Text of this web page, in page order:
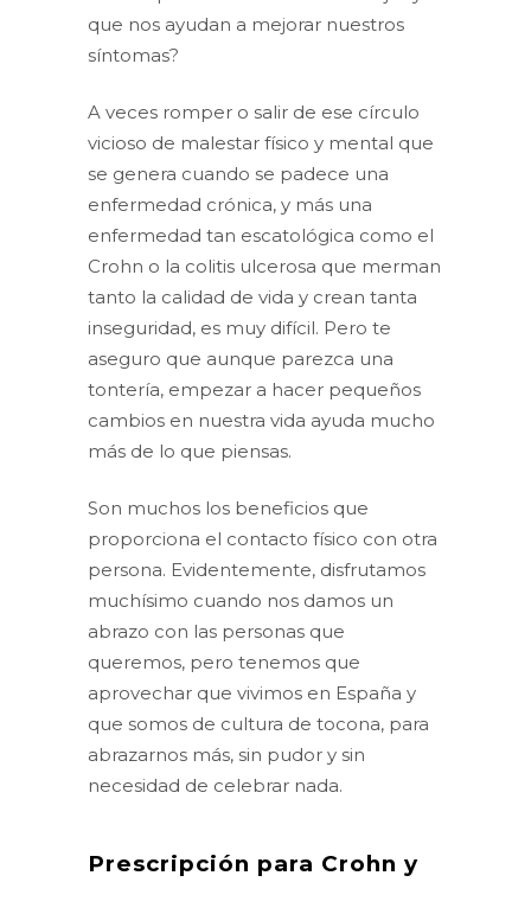
que nos ayudan a mejorar nuestros
síntomas?
A veces romper o salir de ese círculo
vicioso de malestar físico y mental que
se genera cuando se padece una
enfermedad crónica, y más una
enfermedad tan escatológica como el
Crohn o la colitis ulcerosa que merman
tanto la calidad de vida y crean tanta
inseguridad, es muy difícil. Pero te
aseguro que aunque parezca una
tontería, empezar a hacer pequeños
cambios en nuestra vida ayuda mucho
más de lo que piensas.
Son muchos los beneficios que
proporciona el contacto físico con otra
persona. Evidentemente, disfrutamos
muchísimo cuando nos damos un
abrazo con las personas que
queremos, pero tenemos que
aprovechar que vivimos en España y
que somos de cultura de tocona, para
abrazarnos más, sin pudor y sin
necesidad de celebrar nada.
Prescripción para Crohn y